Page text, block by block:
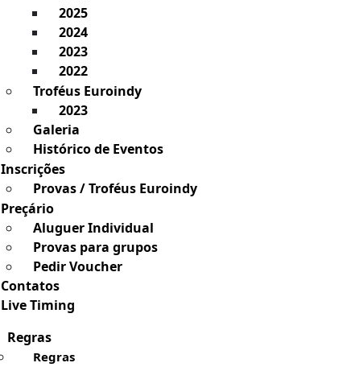
2025
2024
2023
2022
Troféus Euroindy
2023
Galeria
Histórico de Eventos
Inscrições
Provas / Troféus Euroindy
Preçário
Aluguer Individual
Provas para grupos
Pedir Voucher
Contatos
Live Timing
Regras
Regras